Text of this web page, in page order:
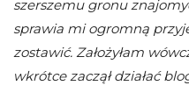
szerszemu gronu
sprawia mi ogromną
zostawić. Założyłam
wkrótce zaczął działać